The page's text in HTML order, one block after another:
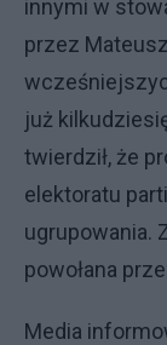
innymi w
przez
już
twierdził, że
elektoratu
ugrupowania.
powołana
Media